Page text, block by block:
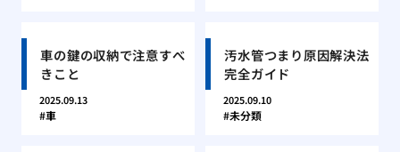
車の鍵の収納で注意すべ
きこと
2025.09.13
車
汚水管つまり原因解決法
完全ガイド
2025.09.10
未分類